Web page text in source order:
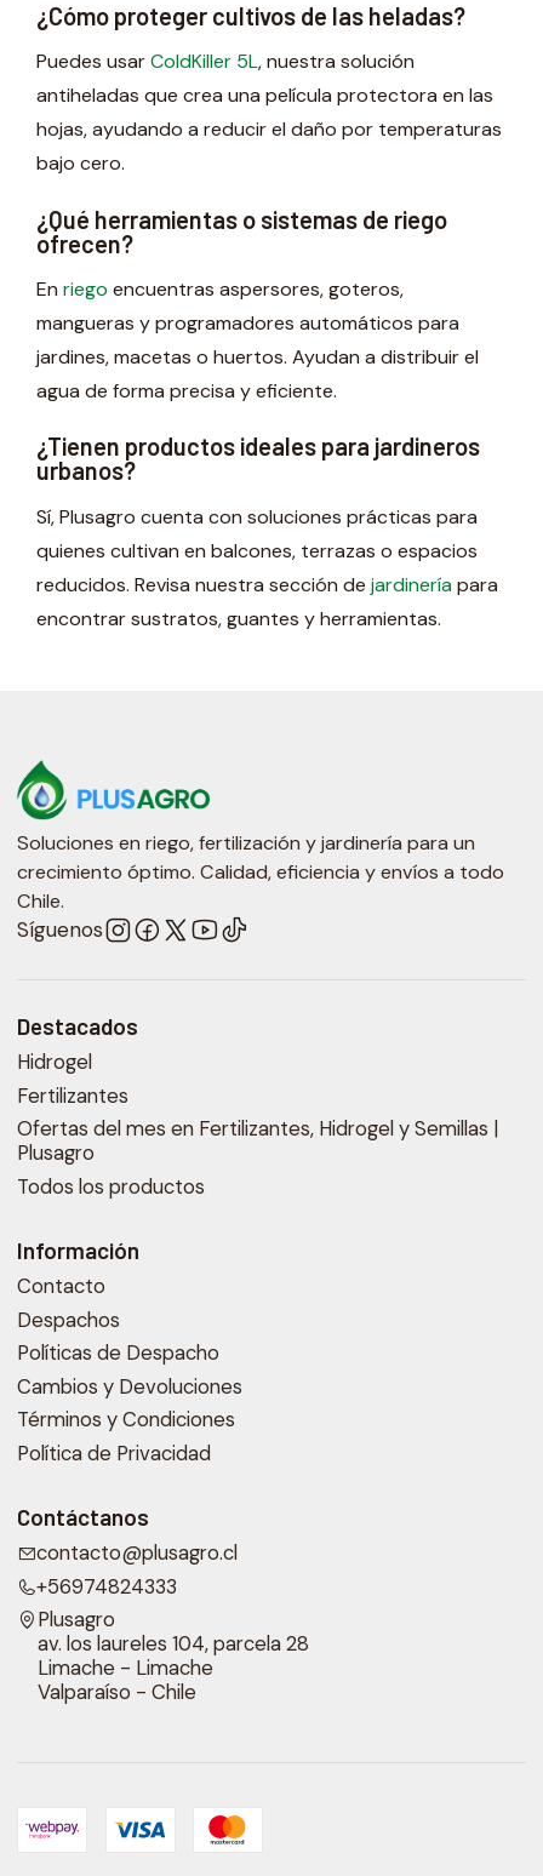
¿Cómo proteger cultivos de las heladas?
Puedes usarColdKiller 5L, nuestra solución
antiheladas que crea una película protectora en las
hojas, ayudando a reducir el daño por temperaturas
bajo cero.
¿Qué herramientas o sistemas de riego
ofrecen?
Enriego encuentras aspersores, goteros,
mangueras y programadores automáticos para
jardines, macetas o huertos. Ayudan a distribuir el
agua de forma precisa y eficiente.
¿Tienen productos ideales para jardineros
urbanos?
Sí, Plusagro cuenta con soluciones prácticas para
quienes cultivan en balcones, terrazas o espacios
reducidos. Revisa nuestra sección dejardineríapara
encontrar sustratos, guantes y herramientas.
Soluciones en riego, fertilización y jardinería para un
crecimiento óptimo. Calidad, eficiencia y envíos a todo
Chile.
Síguenos
Destacados
Hidrogel
Fertilizantes
Ofertas del mes en Fertilizantes, Hidrogel y Semillas |
Plusagro
Todos los productos
Información
Contacto
Despachos
Políticas de Despacho
Cambios y Devoluciones
Términos y Condiciones
Política de Privacidad
Contáctanos
contacto@plusagro.cl
+56974824333
Plusagro
av. los laureles 104, parcela 28
Limache - Limache
Valparaíso - Chile